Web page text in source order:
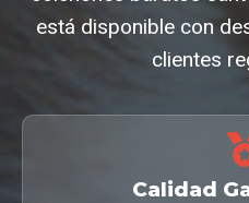
está disponible con
clientes
Calidad